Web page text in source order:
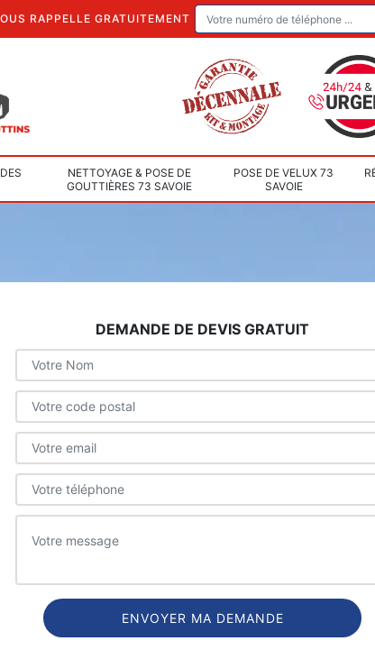
RAPPELLE GRATUITEMENT
NETTOYAGE & POSE DE
GOUTTIÈRES 73 SAVOIE
POSE DE VELUX 73
SAVOIE
DEMANDE DE DEVIS GRATUIT